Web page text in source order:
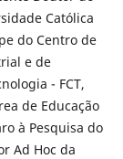
Católica
do Centro de
e de
- FCT,
de Educação
à Pesquisa do
Ad Hoc da